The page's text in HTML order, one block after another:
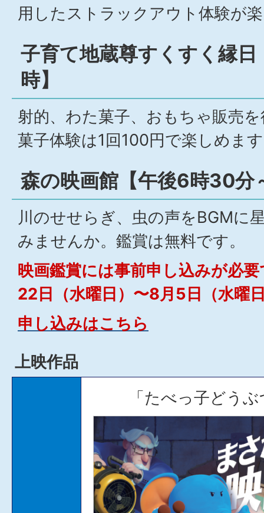
用したストラックアウト体験が
子育て地蔵尊すくすく縁
時】
射的、わた菓子、おもちゃ販売
菓子体験は1回100円で楽しめま
森の映画館【午後6時30分
川のせせらぎ、虫の声をBGMに
みませんか。鑑賞は無料です。
映画鑑賞には事前申し込みが必
22日（水曜日）〜8月5日（水曜
申し込みはこちら
上映作品
「たべっ子どう